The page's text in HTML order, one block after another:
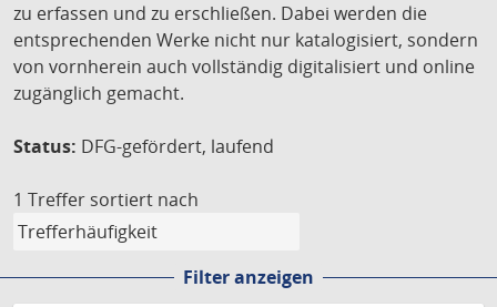
zu erfassen und zu erschließen. Dabei werden die
entsprechenden Werke nicht nur katalogisiert, sondern
von vornherein auch vollständig digitalisiert und online
zugänglich gemacht.
Status: DFG-gefördert, laufend
1 Treffer sortiert nach
Filter anzeigen